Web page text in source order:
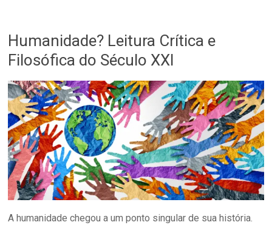
Humanidade? Leitura Crítica e
Filosófica do Século XXI
A humanidade chegou a um ponto singular de sua história.